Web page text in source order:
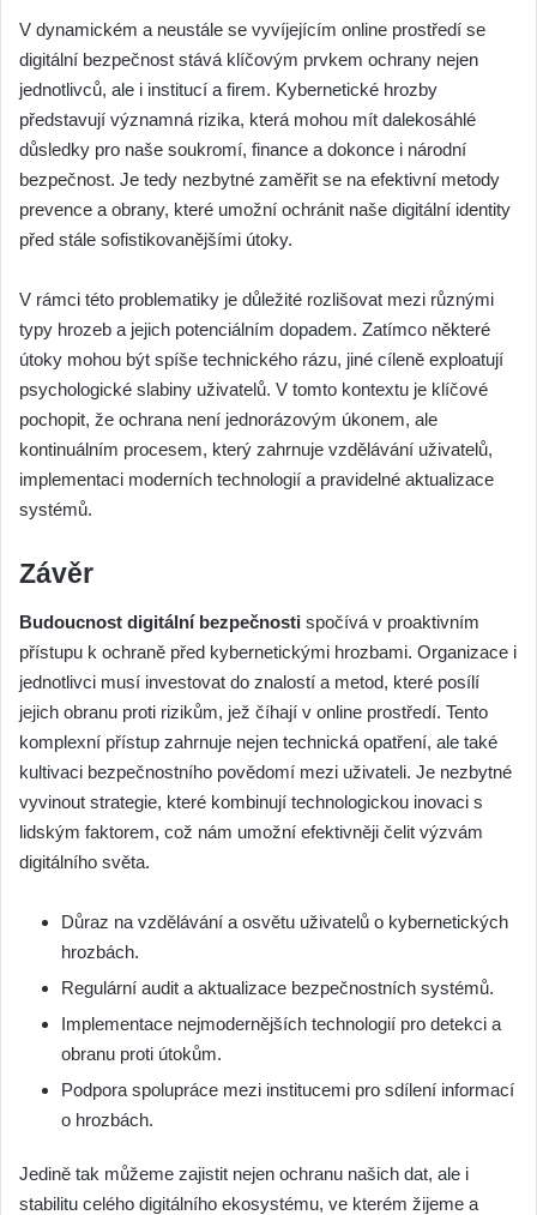
V dynamickém a neustále se vyvíjejícím online prostředí se
digitální bezpečnost stává klíčovým prvkem ochrany nejen
jednotlivců, ale i institucí a firem. Kybernetické hrozby
představují významná rizika, která mohou mít dalekosáhlé
důsledky pro naše soukromí, finance a dokonce i národní
bezpečnost. Je tedy nezbytné zaměřit se na efektivní metody
prevence a obrany, které umožní ochránit naše digitální identity
před stále sofistikovanějšími útoky.
V rámci této problematiky je důležité rozlišovat mezi různými
typy hrozeb a jejich potenciálním dopadem. Zatímco některé
útoky mohou být spíše technického rázu, jiné cíleně exploatují
psychologické slabiny uživatelů. V tomto kontextu je klíčové
pochopit, že ochrana není jednorázovým úkonem, ale
kontinuálním procesem, který zahrnuje vzdělávání uživatelů,
implementaci moderních technologií a pravidelné aktualizace
systémů.
Závěr
Budoucnost digitální bezpečnosti spočívá v proaktivním
přístupu k ochraně před kybernetickými hrozbami. Organizace i
jednotlivci musí investovat do znalostí a metod, které posílí
jejich obranu proti rizikům, jež číhají v online prostředí. Tento
komplexní přístup zahrnuje nejen technická opatření, ale také
kultivaci bezpečnostního povědomí mezi uživateli. Je nezbytné
vyvinout strategie, které kombinují technologickou inovaci s
lidským faktorem, což nám umožní efektivněji čelit výzvám
digitálního světa.
Důraz na vzdělávání a osvětu uživatelů o kybernetických
hrozbách.
Regulární audit a aktualizace bezpečnostních systémů.
Implementace nejmodernějších technologií pro detekci a
obranu proti útokům.
Podpora spolupráce mezi institucemi pro sdílení informací
o hrozbách.
Jedině tak můžeme zajistit nejen ochranu našich dat, ale i
stabilitu celého digitálního ekosystému, ve kterém žijeme a